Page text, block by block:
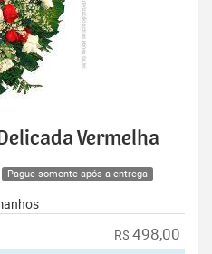
Vermelha
Pague somente após a entrega
R$ 498,00